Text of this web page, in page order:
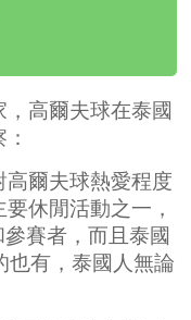
高爾夫球在泰國
爾夫球熱愛程度
休閒活動之一，
賽者，而且泰國
也有，泰國人無論